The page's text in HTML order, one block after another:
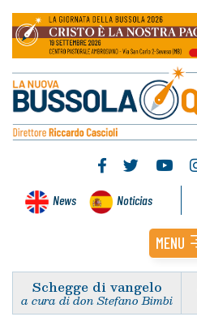
News Noticias
MENU
Schegge di vangelo
a cura di don Stefano Bimbi